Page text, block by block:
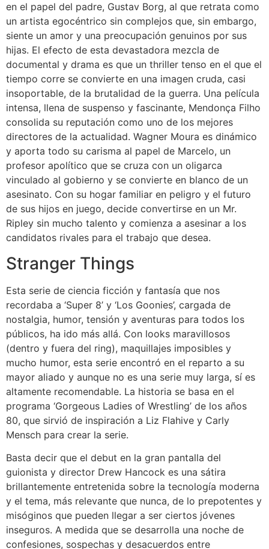
en el papel del padre, Gustav Borg, al que retrata como
un artista egocéntrico sin complejos que, sin embargo,
siente un amor y una preocupación genuinos por sus
hijas. El efecto de esta devastadora mezcla de
documental y drama es que un thriller tenso en el que el
tiempo corre se convierte en una imagen cruda, casi
insoportable, de la brutalidad de la guerra. Una película
intensa, llena de suspenso y fascinante, Mendonça Filho
consolida su reputación como uno de los mejores
directores de la actualidad. Wagner Moura es dinámico
y aporta todo su carisma al papel de Marcelo, un
profesor apolítico que se cruza con un oligarca
vinculado al gobierno y se convierte en blanco de un
asesinato. Con su hogar familiar en peligro y el futuro
de sus hijos en juego, decide convertirse en un Mr.
Ripley sin mucho talento y comienza a asesinar a los
candidatos rivales para el trabajo que desea.
Stranger Things
Esta serie de ciencia ficción y fantasía que nos
recordaba a ‘Super 8’ y ‘Los Goonies’, cargada de
nostalgia, humor, tensión y aventuras para todos los
públicos, ha ido más allá. Con looks maravillosos
(dentro y fuera del ring), maquillajes imposibles y
mucho humor, esta serie encontró en el reparto a su
mayor aliado y aunque no es una serie muy larga, sí es
altamente recomendable. La historia se basa en el
programa ‘Gorgeous Ladies of Wrestling’ de los años
80, que sirvió de inspiración a Liz Flahive y Carly
Mensch para crear la serie.
Basta decir que el debut en la gran pantalla del
guionista y director Drew Hancock es una sátira
brillantemente entretenida sobre la tecnología moderna
y el tema, más relevante que nunca, de lo prepotentes y
misóginos que pueden llegar a ser ciertos jóvenes
inseguros. A medida que se desarrolla una noche de
confesiones, sospechas y desacuerdos entre